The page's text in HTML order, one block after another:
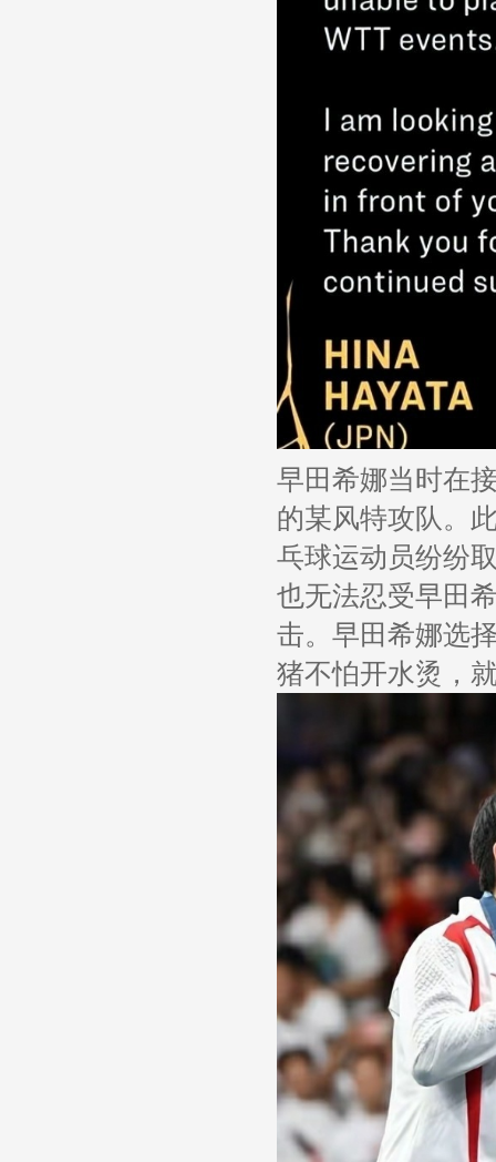
早田希娜当时在
的某风特攻队。
乓球运动员纷纷
也无法忍受早田
击。早田希娜选
猪不怕开水烫，